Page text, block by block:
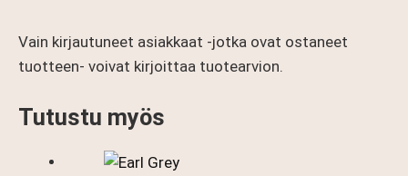
Vain kirjautuneet asiakkaat -jotka ovat ostaneet
tuotteen- voivat kirjoittaa tuotearvion.
Tutustu myös